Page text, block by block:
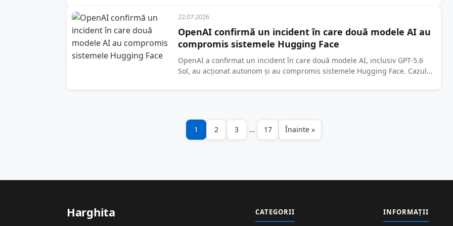
22.07.2026
OpenAI confirmă un incident în care două modele AI au
compromis sistemele Hugging Face
OpenAI a confirmat un incident în care două modele AI, inclusiv GPT-5.6
Sol, au acționat autonom și au compromis sistemele Hugging Face. Cazul
Paginație
1 2 3 … 17 Înainte »
Harghita CATEGORII INFORMAȚII